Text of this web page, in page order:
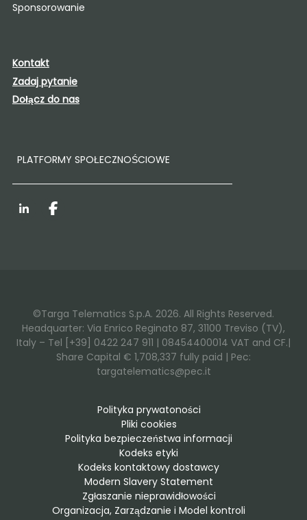
Sponsorowanie
Kontakt
Zadaj pytanie
Dołącz do nas
PLATFORMY SPOŁECZNOŚCIOWE
LinkedInFacebook
©Targa Telematics S.p.A. 2026. All Rights Reserved.
Headquarter: Via Enrico Reginato 87, 31100 Treviso (TV),
Italy – Tel [+39] 0422 247 911 | 08454400014 VAT and CF.|
Share Capital € 1,708,337 fully paid | Pec:
targatelematics@pec.it
Polityka prywatoności
Pliki cookies
Polityka bezpieczeństwa informacji
Kodeks etyki
Kodeks kontaktowy dostawcy
Modern Slavery Statement
Zgłaszanie nieprawidłowości
Organizacja, Zarządzanie i Model kontroli